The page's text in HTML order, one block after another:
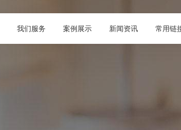
我们服务 案例展示 新闻资讯 常用链